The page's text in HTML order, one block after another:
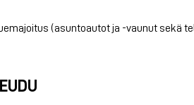
(asuntoautot ja -vaunut